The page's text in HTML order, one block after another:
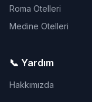
Roma Otelleri
Medine Otelleri
📞 Yardım
Hakkımızda